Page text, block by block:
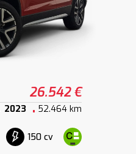
26.542 €
2023 52.464 km
150 cv